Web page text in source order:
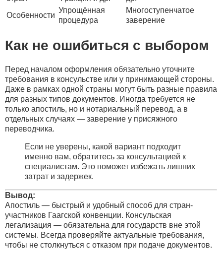
Особенности
Упрощённая
процедура
Многоступенчатое
заверение
Как не ошибиться с выбором
Перед началом оформления обязательно уточните
требования в консульстве или у принимающей стороны.
Даже в рамках одной страны могут быть разные правила
для разных типов документов. Иногда требуется не
только апостиль, но и нотариальный перевод, а в
отдельных случаях — заверение у присяжного
переводчика.
Если не уверены, какой вариант подходит
именно вам, обратитесь за консультацией к
специалистам. Это поможет избежать лишних
затрат и задержек.
Вывод:
Апостиль — быстрый и удобный способ для стран-
участников Гаагской конвенции. Консульская
легализация — обязательна для государств вне этой
системы. Всегда проверяйте актуальные требования,
чтобы не столкнуться с отказом при подаче документов.